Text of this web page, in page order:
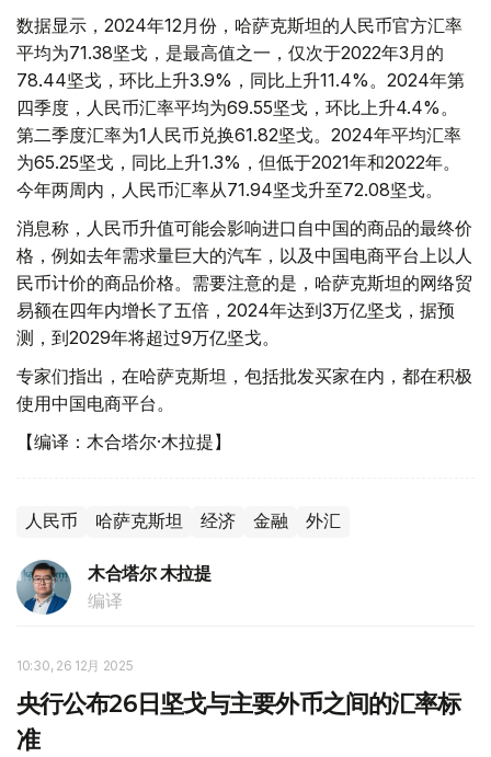
数据显示，2024年12月份，哈萨克斯坦的人民币官方汇率
平均为71.38坚戈，是最高值之一，仅次于2022年3月的
78.44坚戈，环比上升3.9%，同比上升11.4%。2024年第
四季度，人民币汇率平均为69.55坚戈，环比上升4.4%。
第二季度汇率为1人民币兑换61.82坚戈。2024年平均汇率
为65.25坚戈，同比上升1.3%，但低于2021年和2022年。
今年两周内，人民币汇率从71.94坚戈升至72.08坚戈。
消息称，人民币升值可能会影响进口自中国的商品的最终价
格，例如去年需求量巨大的汽车，以及中国电商平台上以人
民币计价的商品价格。需要注意的是，哈萨克斯坦的网络贸
易额在四年内增长了五倍，2024年达到3万亿坚戈，据预
测，到2029年将超过9万亿坚戈。
专家们指出，在哈萨克斯坦，包括批发买家在内，都在积极
使用中国电商平台。
【编译：木合塔尔·木拉提】
人民币 哈萨克斯坦 经济 金融 外汇
木合塔尔 木拉提
编译
10:30, 26 12月 2025
央行公布26日坚戈与主要外币之间的汇率标
准